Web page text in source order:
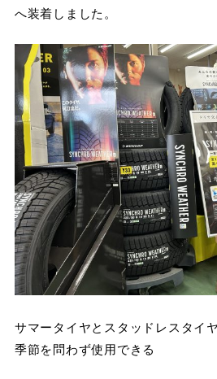
へ装着しました。
サマータイヤとスタッドレスタイ
季節を問わず使用できる